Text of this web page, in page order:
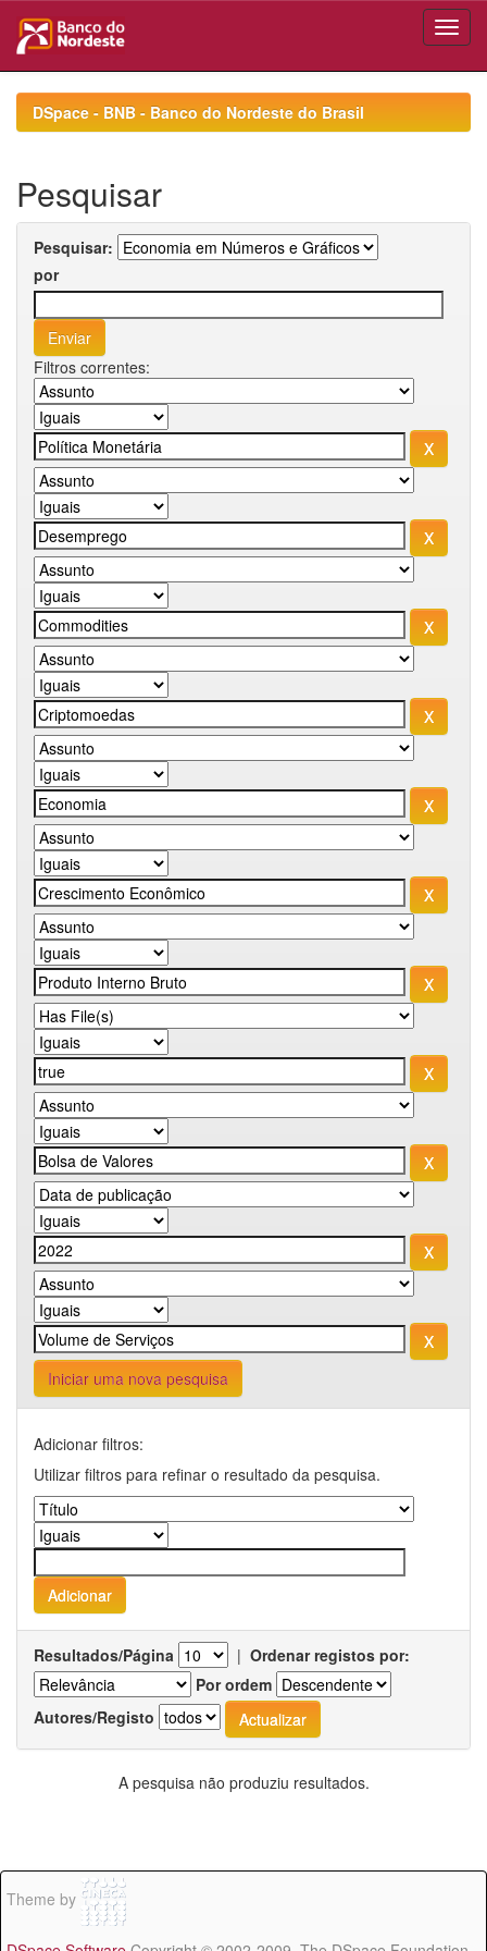
navigationDSpace - BNB - Banco do Nordeste do Brasil
Pesquisar
Pesquisar:
por
Filtros correntes:
Iniciar uma nova pesquisa
Adicionar filtros:
Utilizar filtros para refinar o resultado da pesquisa.
Resultados/Página | Ordenar registos por:
Por ordem
Autores/Registo
A pesquisa não produziu resultados.
Theme by